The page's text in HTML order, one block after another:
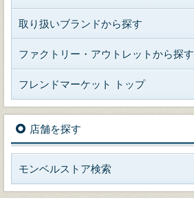
取り扱いブランドから探す
ファクトリー・アウトレットから探す
フレンドマーケット トップ
店舗を探す
モンベルストア検索